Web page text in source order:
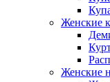
Женские
Женские